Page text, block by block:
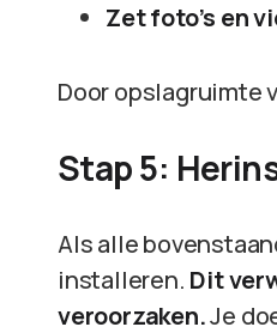
Zet foto’s en
Door opslagruimte
Stap 5:
Als alle
installeren. Dit
veroorzaken.Je